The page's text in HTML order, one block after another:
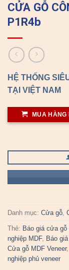
CỬA GỖ
P1R4b
HỆ THỐNG
TẠI VIỆT NAM
MUA HÀNG
Danh mục: Cửa gỗ,
Thẻ: Báo giá cửa
nghiệp MDF, Báo
Cửa gỗ MDF Veneer,
nghiệp phủ veneer